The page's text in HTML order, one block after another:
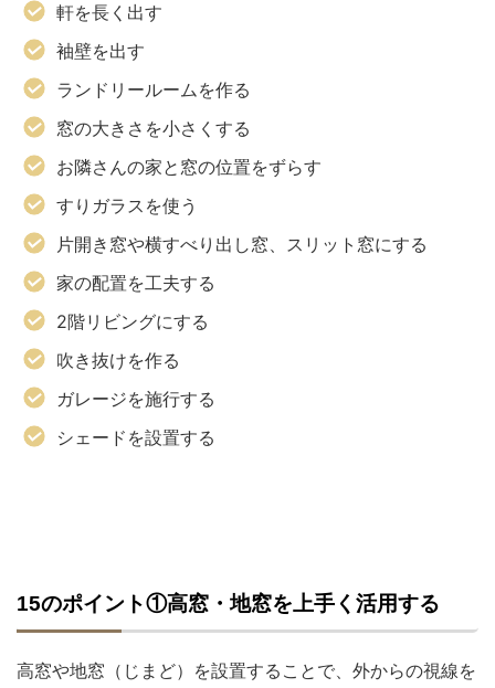
軒を長く出す
袖壁を出す
ランドリールームを作る
窓の大きさを小さくする
お隣さんの家と窓の位置をずらす
すりガラスを使う
片開き窓や横すべり出し窓、スリット窓にする
家の配置を工夫する
2階リビングにする
吹き抜けを作る
ガレージを施行する
シェードを設置する
15のポイント①高窓・地窓を上手く活用する
高窓や地窓（じまど）を設置することで、外からの視線を